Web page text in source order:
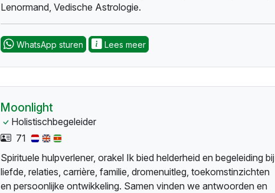
Lenormand, Vedische Astrologie.
WhatsApp sturen Lees meer
Moonlight
Holistischbegeleider
71
Spirituele hulpverlener, orakel Ik bied helderheid en begeleiding bij
liefde, relaties, carrière, familie, dromenuitleg, toekomstinzichten
en persoonlijke ontwikkeling. Samen vinden we antwoorden en